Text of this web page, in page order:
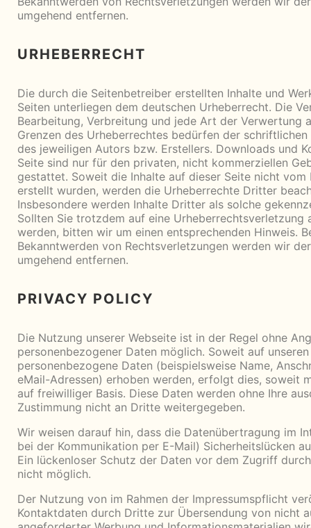
umgehend entfernen.
URHEBERRECHT
Die durch die Seitenbetreiber erstellten Inhalte und
Seiten unterliegen dem deutschen Urheberrecht. Die
Bearbeitung, Verbreitung und jede Art der Verwertung
Grenzen des Urheberrechtes bedürfen der schriftlichen
des jeweiligen Autors bzw. Erstellers. Downloads und
Seite sind nur für den privaten, nicht kommerziellen
gestattet. Soweit die Inhalte auf dieser Seite nicht vom
erstellt wurden, werden die Urheberrechte Dritter
Insbesondere werden Inhalte Dritter als solche
Sollten Sie trotzdem auf eine Urheberrechtsverletzung
werden, bitten wir um einen entsprechenden Hinweis.
Bekanntwerden von Rechtsverletzungen werden wir
umgehend entfernen.
PRIVACY POLICY
Die Nutzung unserer Webseite ist in der Regel ohne
personenbezogener Daten möglich. Soweit auf
personenbezogene Daten (beispielsweise Name,
eMail-Adressen) erhoben werden, erfolgt dies, soweit
auf freiwilliger Basis. Diese Daten werden ohne Ihre
Zustimmung nicht an Dritte weitergegeben.
Wir weisen darauf hin, dass die Datenübertragung im
bei der Kommunikation per E-Mail) Sicherheitslücken
Ein lückenloser Schutz der Daten vor dem Zugriff
nicht möglich.
Der Nutzung von im Rahmen der Impressumspflicht
Kontaktdaten durch Dritte zur Übersendung von nicht